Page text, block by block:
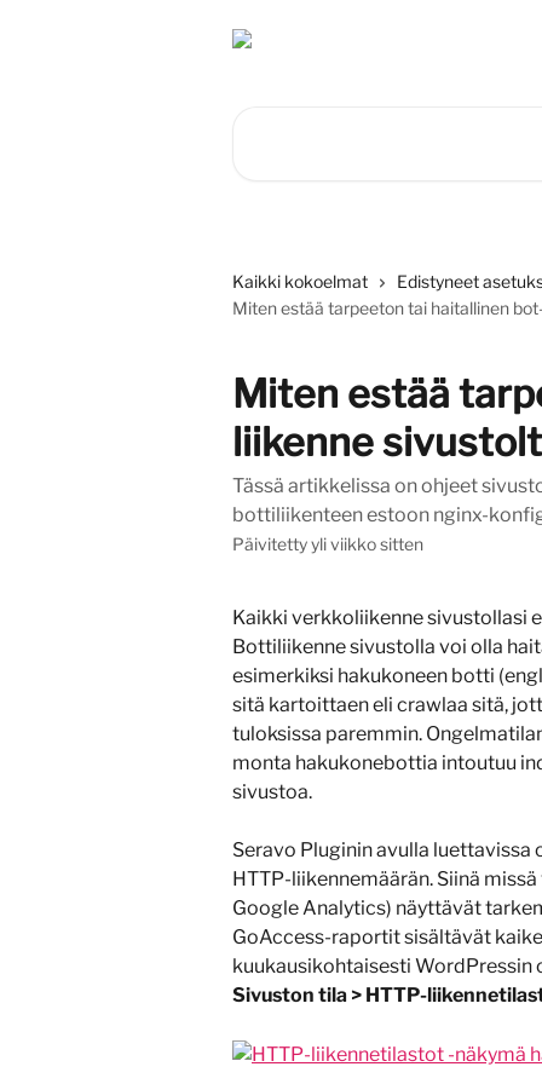
Kaikki kokoelmat
Edistyneet
Miten estää tarpeeton tai haitallinen
Miten estää
liikenne
Tässä artikkelissa on ohjeet
bottiliikenteen estoon nginx-
Päivitetty yli viikko sitten
Kaikki verkkoliikenne sivustollasi
Bottiliikenne sivustolla voi olla
esimerkiksi hakukoneen botti
sitä kartoittaen eli crawlaa sitä,
tuloksissa paremmin.
monta hakukonebottia intoutuu
sivustoa.
Seravo Pluginin avulla luettavissa
HTTP-liikennemäärän. Siinä
Google Analytics) näyttävät
GoAccess-raportit sisältävät
kuukausikohtaisesti
Sivuston tila > HTTP-